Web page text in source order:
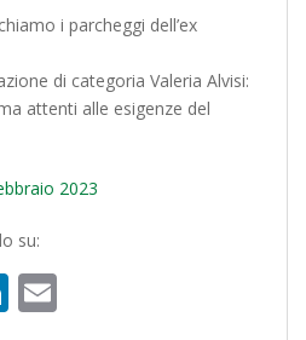
i parcheggi dell’ex
di categoria Valeria Alvisi:
attenti alle esigenze del
2023
su:
LinkedIn